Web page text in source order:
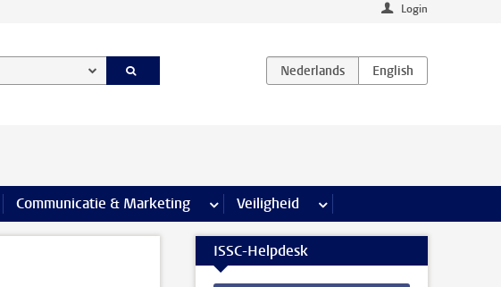
Login
Onderzoek pagina’s
Communicatie & Marketing meer Communicatie & Marketing pagina’s
Veiligheid meer Veiligheid pagina’s
ISSC-Helpdesk